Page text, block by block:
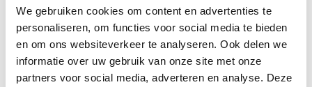
We gebruiken cookies om content en advertenties te
personaliseren, om functies voor social media te bieden
en om ons websiteverkeer te analyseren. Ook delen we
informatie over uw gebruik van onze site met onze
partners voor social media, adverteren en analyse. Deze